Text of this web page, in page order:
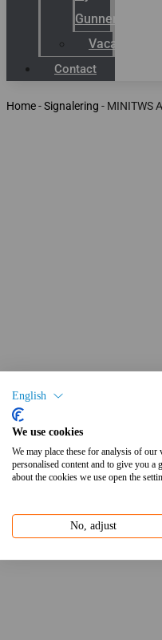
English
We use cookies
We may place these for analysis of
personalised content and to give you a
about the cookies we use open the
No, adjust
Gunneman
Vacatures
Contact
Home-Signalering - MINITWS